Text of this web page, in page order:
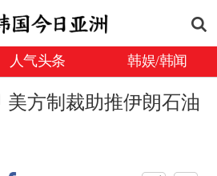
人气头条 韩娱/韩闻
美方制裁助推伊朗石油